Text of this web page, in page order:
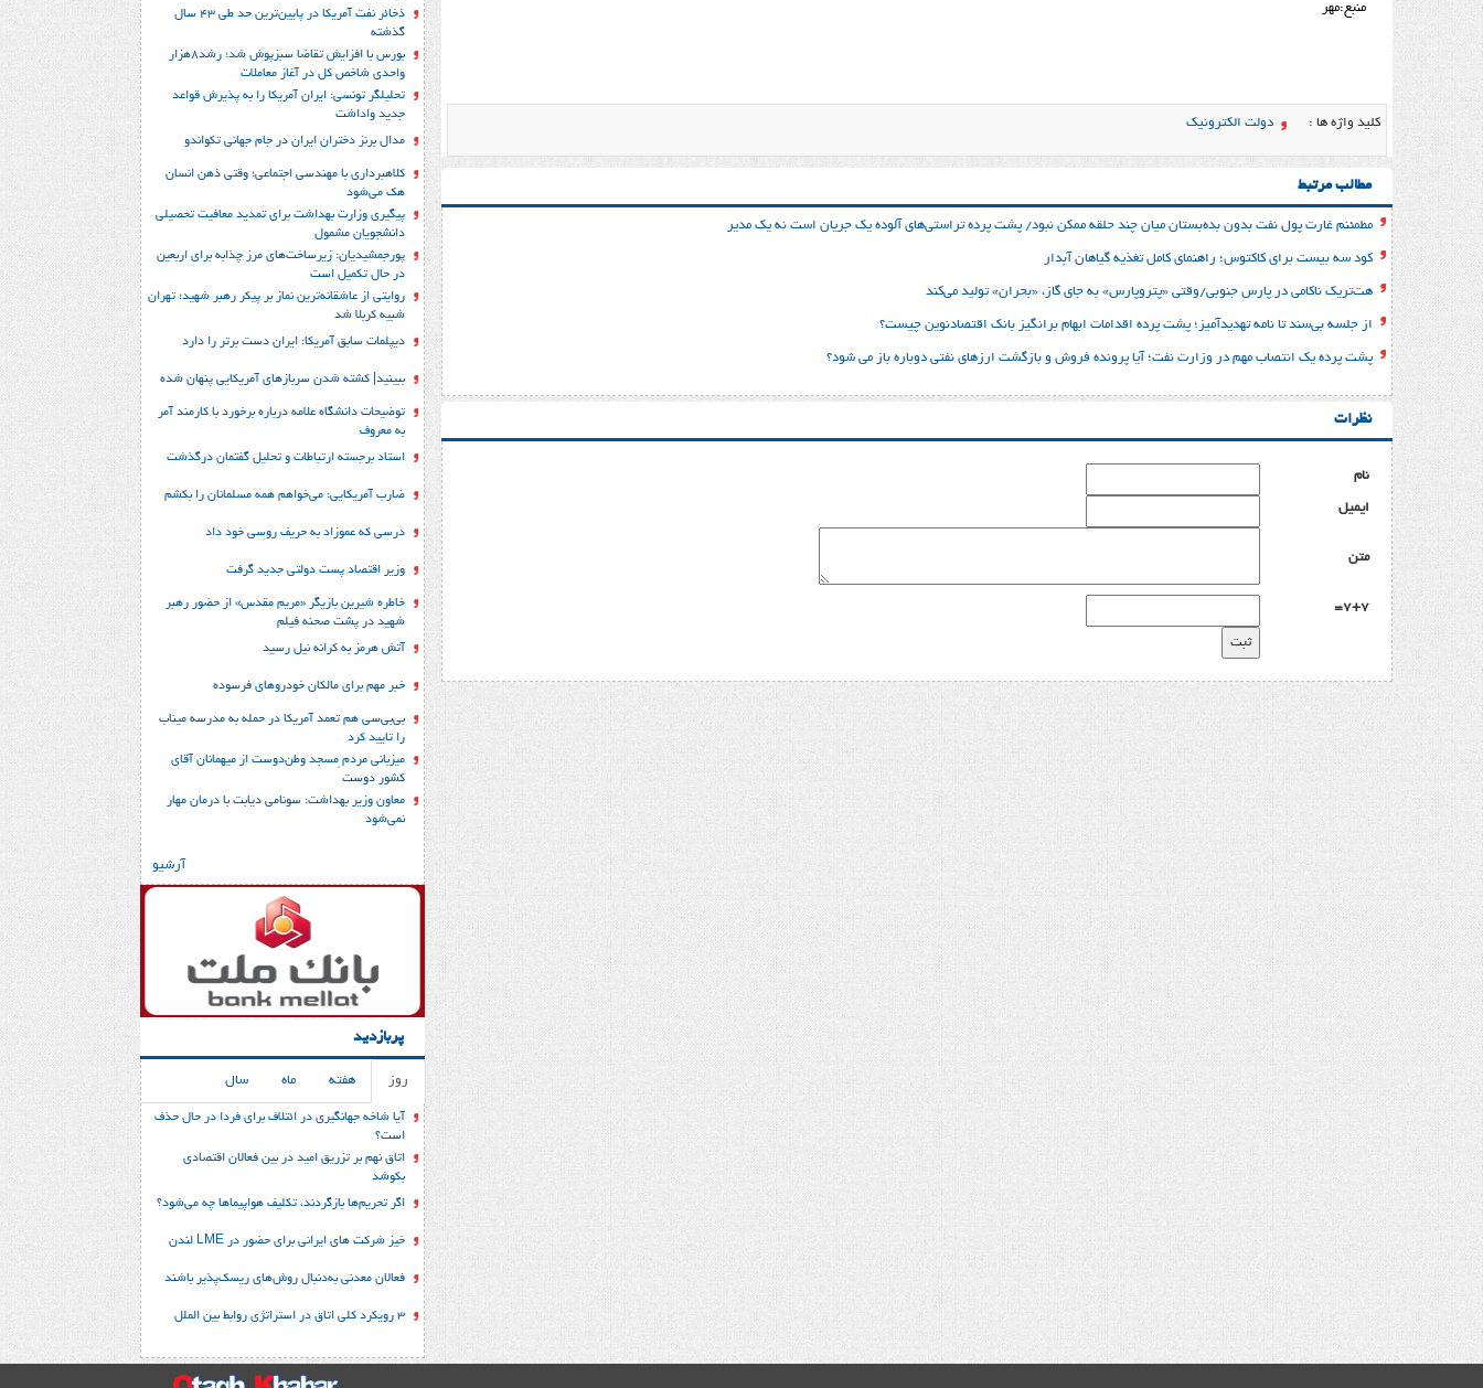
منبع:مهر
کلید واژه ها : دولت الکترونیک
مطالب مرتبط
مطمئنم غارت پول نفت بدون بده‌بستان میان چند حلقه ممکن نبود/ پشت پرده تراستی‌‌های آلوده یک جریان است نه یک مدیر
کود سه بیست برای کاکتوس؛ راهنمای کامل تغذیه گیاهان آبدار
هت‌تریک ناکامی در پارس جنوبی/وقتی «پتروپارس» به جای گاز، «بحران» تولید می‌کند
از جلسه بی‌سند تا نامه تهدیدآمیز؛ پشت پرده اقدامات ابهام برانگیز بانک اقتصادنوین چیست؟
پشت پرده یک انتصاب مهم در وزارت نفت؛ آیا پرونده فروش و بازگشت ارزهای نفتی دوباره باز می شود؟
نظرات
نام
ایمیل
متن
7+7=
ذخائر نفت آمریکا در پایین‌ترین حد طی 43 سال
گذشته
بورس با افزایش تقاضا سبزپوش شد؛ رشد8هزار
واحدی شاخص کل در آغاز معاملات
تحلیلگر تونسی: ایران آمریکا را به پذیرش قواعد
جدید واداشت
مدال برنز دختران ایران در جام جهانی تکواندو
کلاهبرداری با مهندسی اجتماعی؛ وقتی ذهن انسان
هک می‌شود
پیگیری وزارت بهداشت برای تمدید معافیت تحصیلی
دانشجویان مشمول
پورجمشیدیان: زیرساخت‌های مرز چذابه برای اربعین
در حال تکمیل است
روایتی از عاشقانه‌ترین نماز بر پیکر رهبر شهید؛‌ تهران‌
شبیه کربلا شد
دیپلمات سابق آمریکا: ایران دست برتر را دارد
ببینید| کشته شدن سربازهای آمریکایی پنهان شده
توضیحات دانشگاه علامه درباره برخورد با کارمند آمر
به معروف
استاد برجسته ارتباطات و تحلیل گفتمان درگذشت
ضارب آمریکایی: می‌خواهم همه مسلمانان را بکشم
درسی که عموزاد به حریف روسی خود داد
وزیر اقتصاد پست دولتی جدید گرفت
خاطره شیرین بازیگر «مریم مقدس» از حضور رهبر
شهید در پشت صحنه فیلم
آتش هرمز به کرانه نیل رسید
خبر مهم برای مالکان خودروهای فرسوده
بی‌بی‌سی هم تعمد آمریکا در حمله به مدرسه میناب
را تایید کرد
میزبانی مردم ِمسجد وطن‌دوست از میهمانان آقای
کشور دوست
معاون وزیر بهداشت: سونامی دیابت با درمان مهار
نمی‌شود
آرشیو
پربازدید
روز هفته ماه سال
آیا شاخه جهانگیری در ائتلاف برای فردا در حال حذف
است؟
اتاق نهم بر تزریق امید در بین فعالان اقتصادی
بکوشد
اگر تحریم‌ها بازگردند، تکلیف هواپیماها چه می‌شود؟
خیز شرکت های ایرانی برای حضور در LME لندن
فعالان معدنی به‌دنبال روش‌های ریسک‌پذیر باشند
3 رویکرد کلی اتاق در استراتژی روابط بین الملل